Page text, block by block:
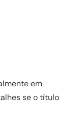
em
se o título